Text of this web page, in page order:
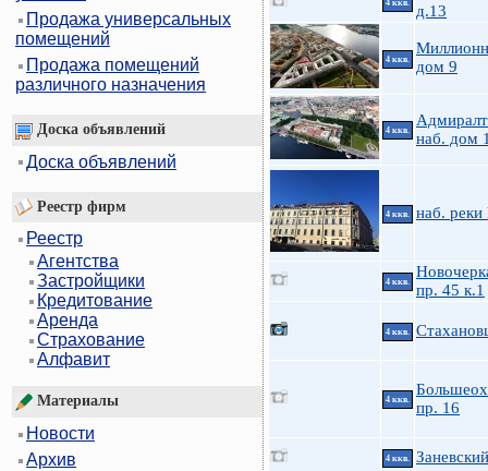
Продажа универсальных
помещений
Продажа помещений
различного назначения
Доска объявлений
Доска объявлений
Реестр фирм
Реестр
Агентства
Застройщики
Кредитование
Аренда
Страхование
Алфавит
Материалы
Новости
Архив
4 ккв.
д.13
4 ккв.
дом 9
4 ккв.
наб. дом
4 ккв. наб.
4 ккв.
пр. 45 к.1
4 ккв.
4 ккв.
пр. 16
4 ккв.